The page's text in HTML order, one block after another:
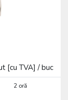
[cu TVA] / buc
2 oră